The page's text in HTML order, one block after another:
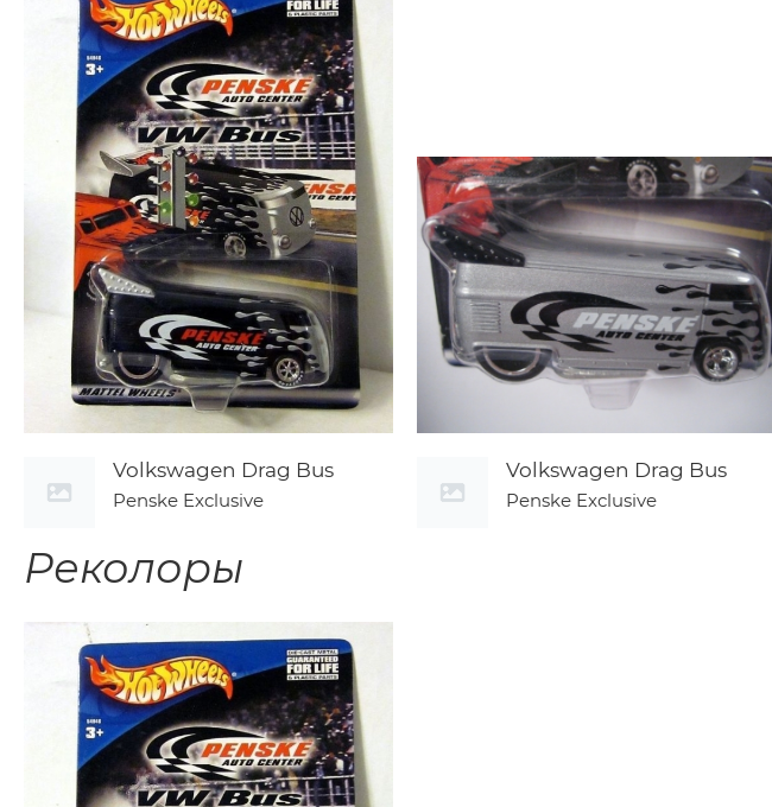
Volkswagen Drag Bus
Penske Exclusive
Volkswagen Drag Bus
Penske Exclusive
Реколоры